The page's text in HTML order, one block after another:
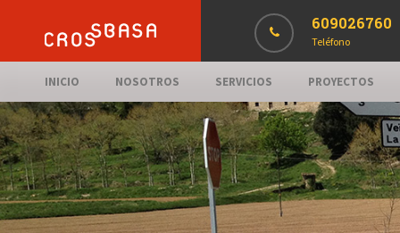
609026760
Teléfono
INICIO NOSOTROS SERVICIOS PROYECTOS